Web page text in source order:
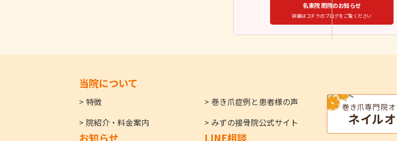
名東院 閉院のお知らせ
詳細はコチラのブログをご覧ください
当院について
特徴
院紹介・料金案内
巻き爪症例と患者様の声
みずの接骨院公式サイト
お知らせ LINE相談